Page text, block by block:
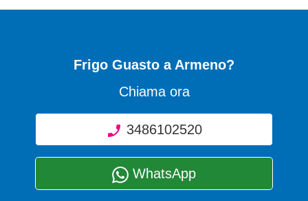
Frigo Guasto a Armeno?
Chiama ora
3486102520
WhatsApp